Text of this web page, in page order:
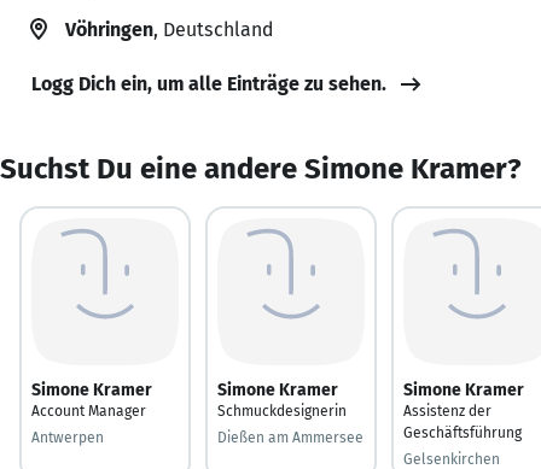
Vöhringen, Deutschland
Logg Dich ein, um alle Einträge zu sehen.
Suchst Du eine andere Simone Kramer?
Simone Kramer
Account Manager
Antwerpen
Simone Kramer
Schmuckdesignerin
Dießen am Ammersee
Simone Kramer
Assistenz der
Geschäftsführung
Gelsenkirchen